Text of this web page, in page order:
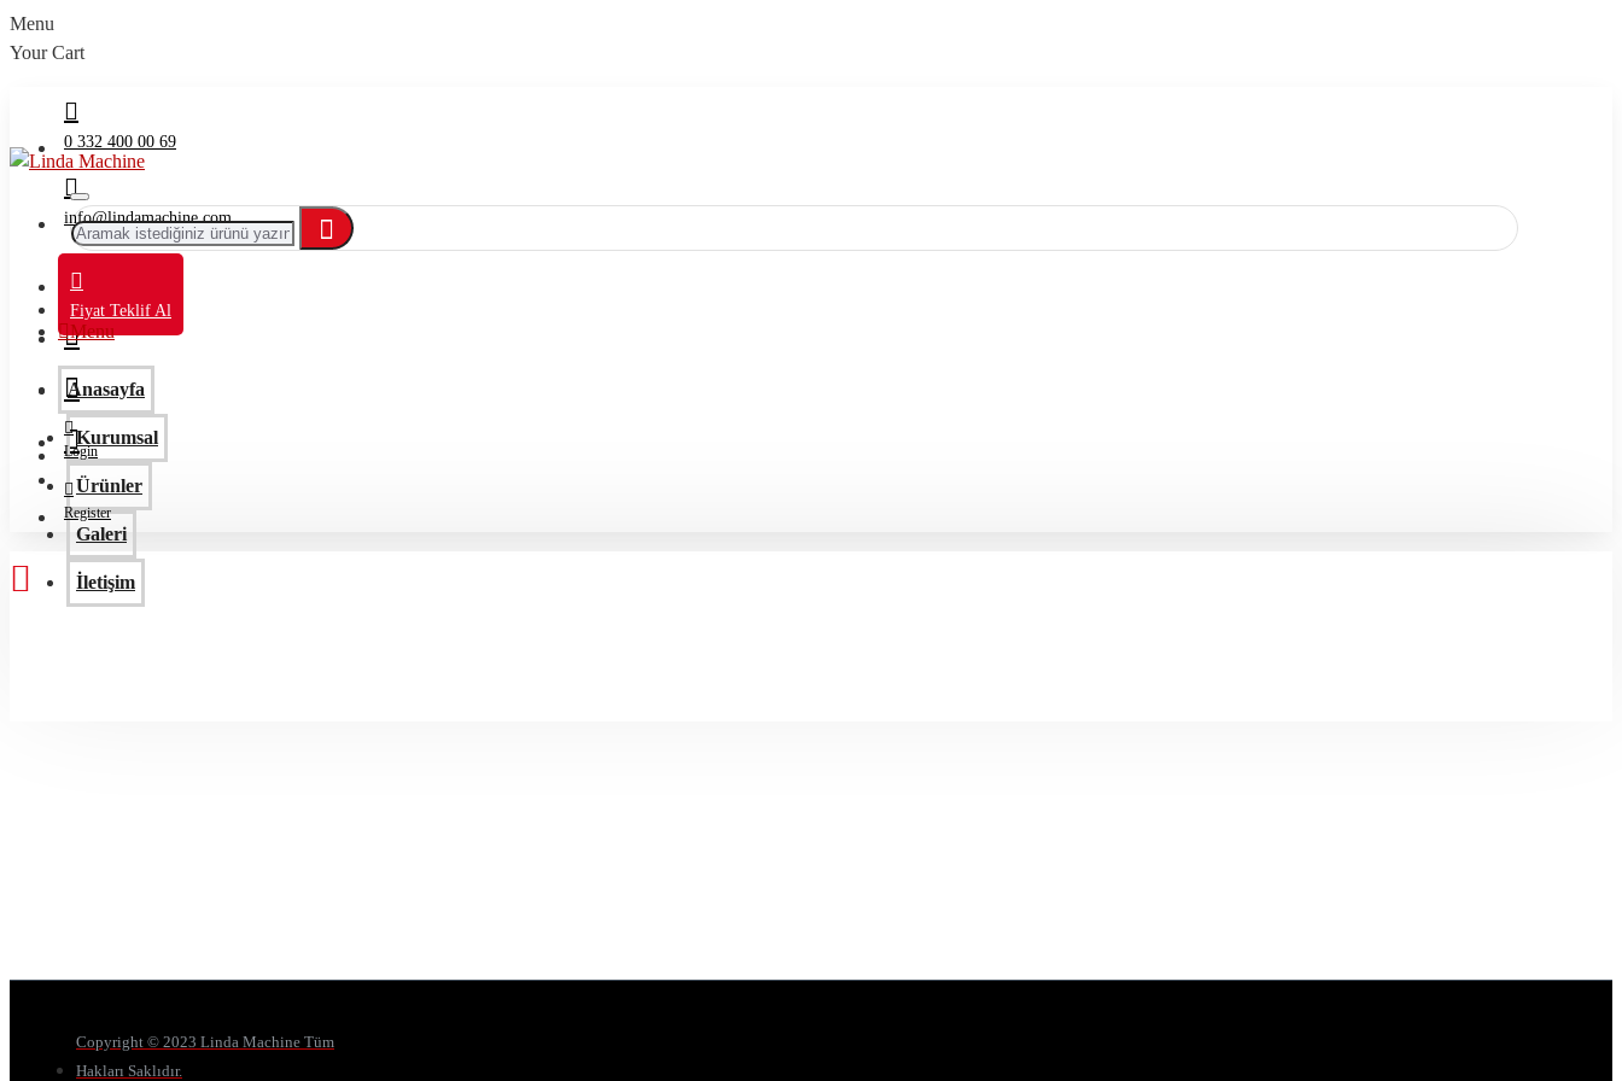
Menu
Your Cart
0 332 400 00 69
info@lindamachine.com
Fiyat Teklif Al
Menu
Anasayfa
Kurumsal
Ürünler
Galeri
İletişim
Login
Register
Copyright © 2023 Linda Machine Tüm
Hakları Saklıdır.